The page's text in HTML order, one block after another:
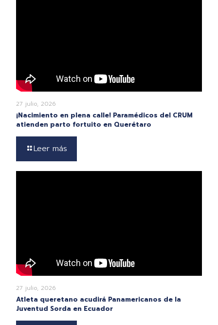
27 julio, 2026
¡Nacimiento en plena calle! Paramédicos del CRUM
atienden parto fortuito en Querétaro
Leer más
27 julio, 2026
Atleta queretano acudirá Panamericanos de la
Juventud Sorda en Ecuador